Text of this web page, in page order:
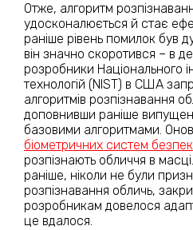
Отже, алгоритм
удосконалюється й стає
раніше рівень помилок був
він значно скоротився – в
розробники Національного
технологій (NIST) в США
алгоритмів розпізнавання
доповнивши раніше
базовими алгоритмами.
біометричних систем
розпізнають обличчя в
раніше, ніколи не були
розпізнавання обличь,
розробникам довелося
це вдалося.